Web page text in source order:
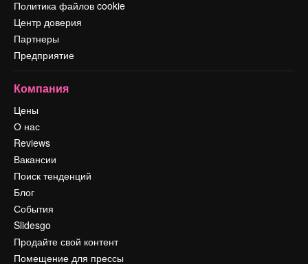
Политика файлов cookie
Центр доверия
Партнеры
Предприятие
Компания
Цены
О нас
Reviews
Вакансии
Поиск тенденций
Блог
События
Slidesgo
Продайте свой контент
Помещение для прессы